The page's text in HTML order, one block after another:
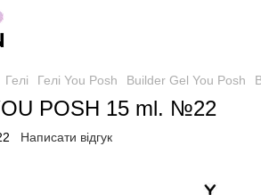
Гелі Гелі You Posh Builder Gel You Posh
POSH 15 ml. №22
Написати відгук